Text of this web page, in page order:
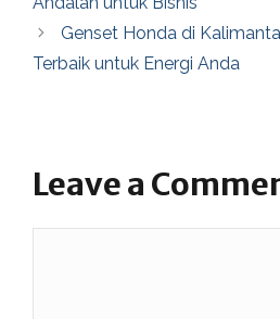
Genset Honda di
Terbaik untuk Energi Anda
Leave a